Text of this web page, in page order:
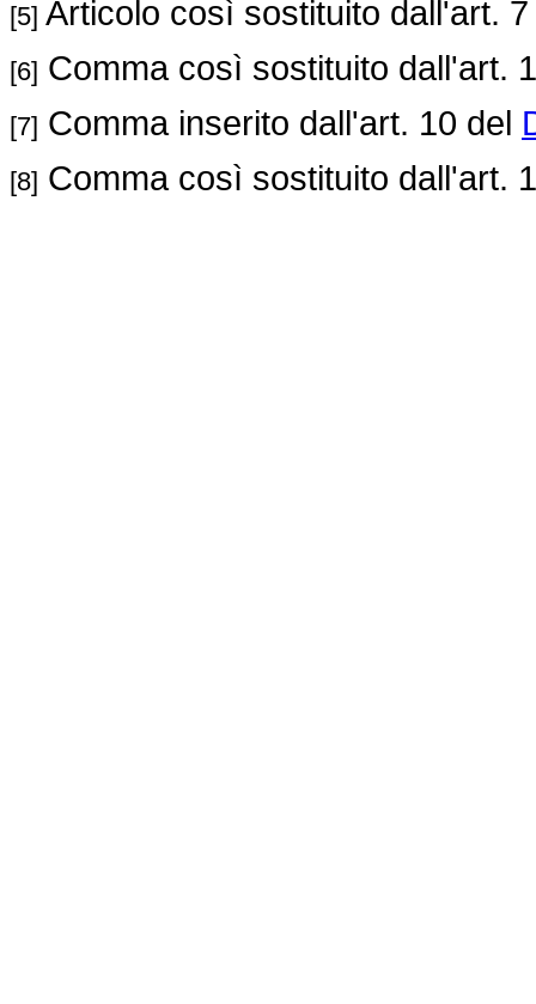
[5] Articolo così sostituito dall'art.
[6] Comma così sostituito dall'art.
[7] Comma inserito dall'art. 10 del
[8] Comma così sostituito dall'art.